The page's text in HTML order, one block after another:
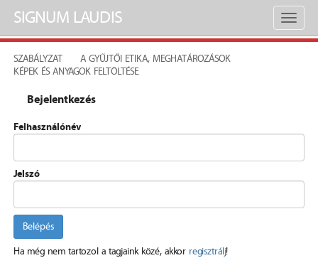
Toggle
SIGNUM LAUDIS
SZABÁLYZAT
A GYŰJTŐI ETIKA, MEGHATÁROZÁSOK
KÉPEK ÉS ANYAGOK FELTÖLTÉSE
Bejelentkezés
Felhasználónév
Jelszó
Belépés
Ha még nem tartozol a tagjaink közé, akkor regisztrálj!